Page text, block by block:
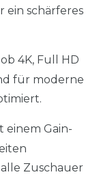
ein schärferes
4K, Full HD
für moderne
einem Gain-
Zuschauer